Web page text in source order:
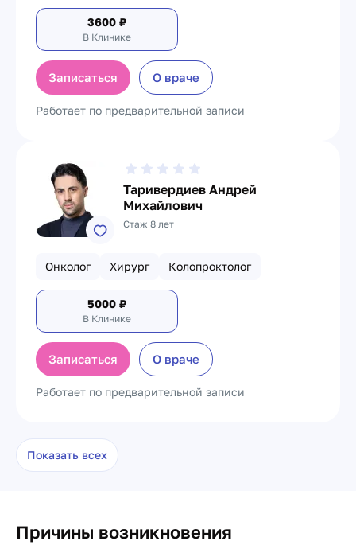
3600 ₽
В Клинике
Записаться О враче
Работает по предварительной записи
Таривердиев Андрей
Михайлович
Стаж 8 лет
Онколог Хирург Колопроктолог
5000 ₽
В Клинике
Записаться О враче
Работает по предварительной записи
Показать всех
Причины возникновения